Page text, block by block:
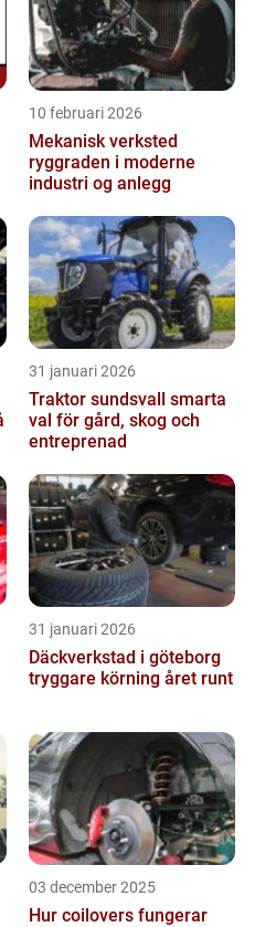
10 februari 2026
Mekanisk verksted
ryggraden i moderne
industri og anlegg
31 januari 2026
Traktor sundsvall smarta
val för gård, skog och
entreprenad
31 januari 2026
Däckverkstad i göteborg
tryggare körning året runt
03 december 2025
Hur coilovers fungerar